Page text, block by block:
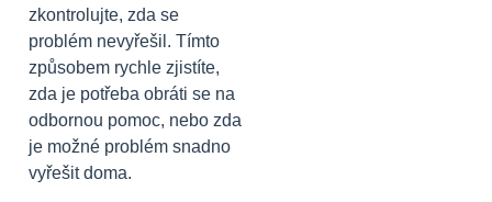
zkontrolujte, zda se
problém nevyřešil. Tímto
způsobem rychle zjistíte,
zda je potřeba obráti se na
odbornou pomoc, nebo zda
je možné problém snadno
vyřešit doma.